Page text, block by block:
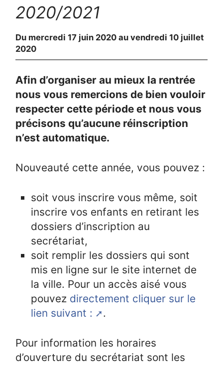
2020/2021
Du mercredi 17 juin 2020 au vendredi 10 juillet
2020
Afin d’organiser au mieux la rentrée
nous vous remercions de bien vouloir
respecter cette période et nous vous
précisons qu’aucune réinscription
n’est automatique.
Nouveauté cette année, vous pouvez :
soit vous inscrire vous même, soit
inscrire vos enfants en retirant les
dossiers d’inscription au
secrétariat,
soit remplir les dossiers qui sont
mis en ligne sur le site internet de
la ville. Pour un accès aisé vous
pouvez directement cliquer sur le
lien suivant :
.
Pour information les horaires
d’ouverture du secrétariat sont les